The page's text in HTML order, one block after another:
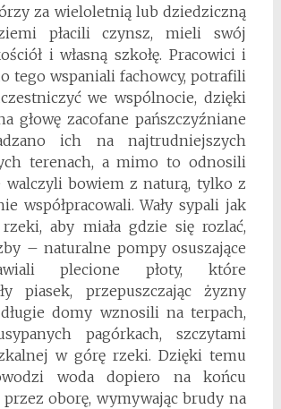
za wieloletnią lub dziedziczną
płacili czynsz, mieli swój
i własną szkołę. Pracowici i
tego wspaniali fachowcy, potrafili
we wspólnocie, dzięki
głowę zacofane pańszczyźniane
ich na najtrudniejszych
terenach, a mimo to odnosili
walczyli bowiem z naturą, tylko z
współpracowali. Wały sypali jak
aby miała gdzie się rozlać,
– naturalne pompy osuszające
plecione płoty, które
piasek, przepuszczając żyzny
domy wznosili na terpach,
pagórkach, szczytami
w górę rzeki. Dzięki temu
woda dopiero na końcu
przez oborę, wymywając brudy na